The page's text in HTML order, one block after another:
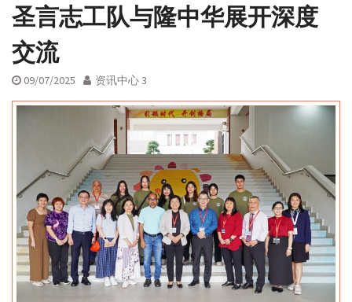
圣言志工队与隆中华展开深度
交流
09/07/2025 资讯中心 3